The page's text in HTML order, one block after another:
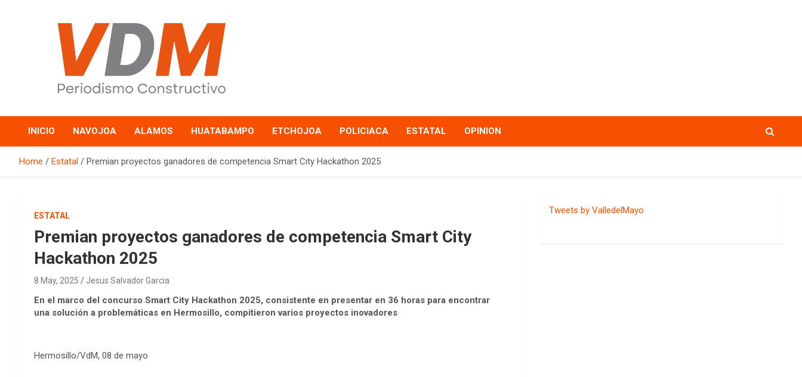
valledelmayo.com
INICIO NAVOJOA ALAMOS HUATABAMPO ETCHOJOA POLICIACA ESTATAL OPINION
Home Estatal Premian proyectos ganadores de competencia Smart City Hackathon 2025
ESTATAL
Premian proyectos ganadores de competencia Smart City
Hackathon 2025
8 May, 2025 Jesus Salvador Garcia
En el marco del concurso Smart City Hackathon 2025, consistente en presentar en 36 horas para encontrar
una solución a problemáticas en Hermosillo, compitieron varios proyectos inovadores
Hermosillo/VdM, 08 de mayo
Tweets by ValledelMayo